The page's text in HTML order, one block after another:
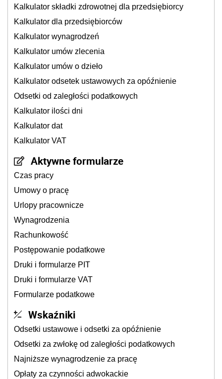
Kalkulator składki zdrowotnej dla przedsiębiorcy
Kalkulator dla przedsiębiorców
Kalkulator wynagrodzeń
Kalkulator umów zlecenia
Kalkulator umów o dzieło
Kalkulator odsetek ustawowych za opóźnienie
Odsetki od zaległości podatkowych
Kalkulator ilości dni
Kalkulator dat
Kalkulator VAT
Aktywne formularze
Czas pracy
Umowy o pracę
Urlopy pracownicze
Wynagrodzenia
Rachunkowość
Postępowanie podatkowe
Druki i formularze PIT
Druki i formularze VAT
Formularze podatkowe
Wskaźniki
Odsetki ustawowe i odsetki za opóźnienie
Odsetki za zwłokę od zaległości podatkowych
Najniższe wynagrodzenie za pracę
Opłaty za czynności adwokackie